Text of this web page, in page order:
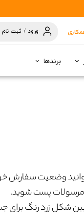
برندها
ورود / ثبت نام
وضعیت سفارش
مرسولات پست شوید.
شکل زرد رنگ برای